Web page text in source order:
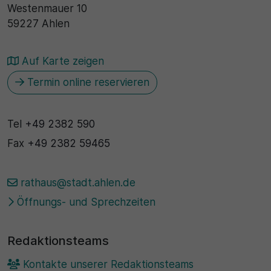
Westenmauer 10
59227 Ahlen
Auf Karte zeigen
Termin online reservieren
Tel +49 2382 590
Fax +49 2382 59465
rathaus@stadt.ahlen.de
Öffnungs- und Sprechzeiten
Redaktionsteams
Kontakte unserer Redaktionsteams